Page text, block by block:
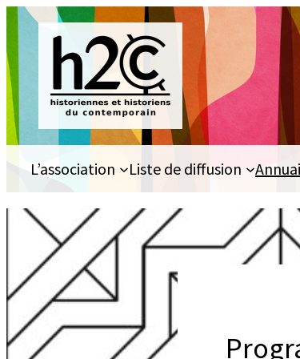
Aller
au
contenu
L’association Liste de diffusion